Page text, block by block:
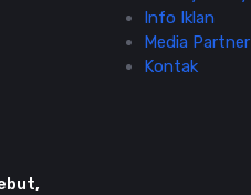
Info Iklan
Media Partner
Kontak